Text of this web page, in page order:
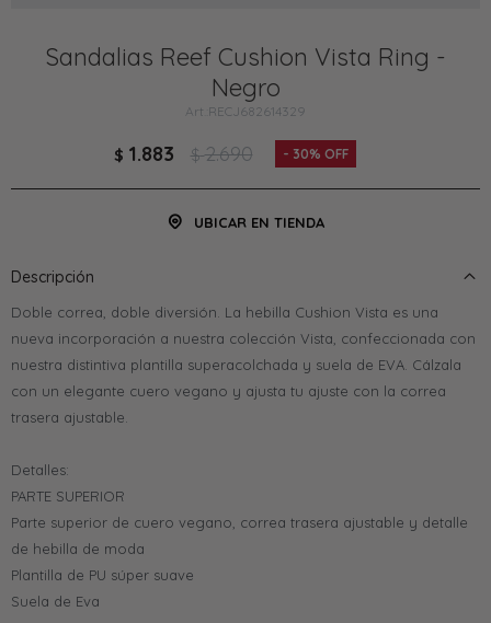
Sandalias Reef Cushion Vista Ring -
Negro
RECJ682614329
$ 1.883 $ 2.690 30
UBICAR EN TIENDA
Descripción
Doble correa, doble diversión. La hebilla Cushion Vista es una
nueva incorporación a nuestra colección Vista, confeccionada con
nuestra distintiva plantilla superacolchada y suela de EVA. Cálzala
con un elegante cuero vegano y ajusta tu ajuste con la correa
trasera ajustable.
Detalles:
PARTE SUPERIOR
Parte superior de cuero vegano, correa trasera ajustable y detalle
de hebilla de moda
Plantilla de PU súper suave
Suela de Eva